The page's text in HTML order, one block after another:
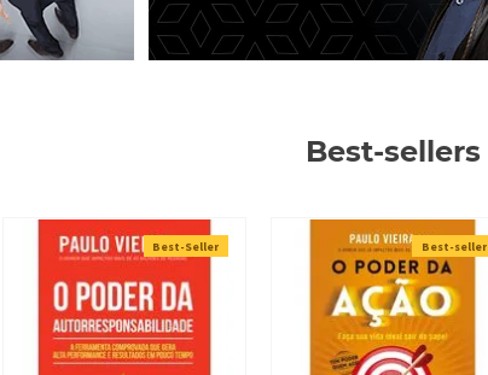
Best-sellers
Best-Seller Best-seller